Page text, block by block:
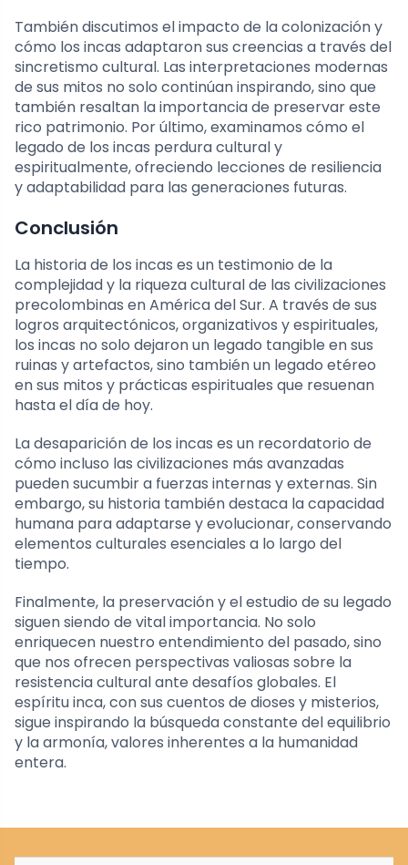
También discutimos el impacto de la colonización y
cómo los incas adaptaron sus creencias a través del
sincretismo cultural. Las interpretaciones modernas
de sus mitos no solo continúan inspirando, sino que
también resaltan la importancia de preservar este
rico patrimonio. Por último, examinamos cómo el
legado de los incas perdura cultural y
espiritualmente, ofreciendo lecciones de resiliencia
y adaptabilidad para las generaciones futuras.
Conclusión
La historia de los incas es un testimonio de la
complejidad y la riqueza cultural de las civilizaciones
precolombinas en América del Sur. A través de sus
logros arquitectónicos, organizativos y espirituales,
los incas no solo dejaron un legado tangible en sus
ruinas y artefactos, sino también un legado etéreo
en sus mitos y prácticas espirituales que resuenan
hasta el día de hoy.
La desaparición de los incas es un recordatorio de
cómo incluso las civilizaciones más avanzadas
pueden sucumbir a fuerzas internas y externas. Sin
embargo, su historia también destaca la capacidad
humana para adaptarse y evolucionar, conservando
elementos culturales esenciales a lo largo del
tiempo.
Finalmente, la preservación y el estudio de su legado
siguen siendo de vital importancia. No solo
enriquecen nuestro entendimiento del pasado, sino
que nos ofrecen perspectivas valiosas sobre la
resistencia cultural ante desafíos globales. El
espíritu inca, con sus cuentos de dioses y misterios,
sigue inspirando la búsqueda constante del equilibrio
y la armonía, valores inherentes a la humanidad
entera.